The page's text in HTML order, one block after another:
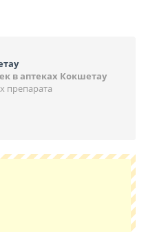
в аптеках Кокшетау
препарата